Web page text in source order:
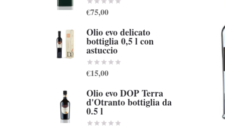
€75,00
Olio evo delicato
bottiglia 0,5 l con
astuccio
€15,00
Olio evo DOP Terra
d'Otranto bottiglia da
0.5 l